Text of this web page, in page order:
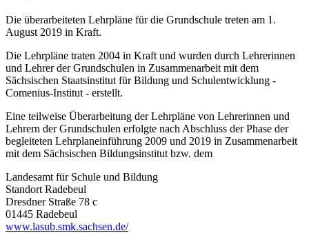
Die überarbeiteten Lehrpläne für die Grundschule treten am 1.
August 2019 in Kraft.
Die Lehrpläne traten 2004 in Kraft und wurden durch Lehrerinnen
und Lehrer der Grundschulen in Zusammenarbeit mit dem
Sächsischen Staatsinstitut für Bildung und Schulentwicklung -
Comenius-Institut - erstellt.
Eine teilweise Überarbeitung der Lehrpläne von Lehrerinnen und
Lehrern der Grundschulen erfolgte nach Abschluss der Phase der
begleiteten Lehrplaneinführung 2009 und 2019 in Zusammenarbeit
mit dem Sächsischen Bildungsinstitut bzw. dem
Landesamt für Schule und Bildung
Standort Radebeul
Dresdner Straße 78 c
01445 Radebeul
www.lasub.smk.sachsen.de/